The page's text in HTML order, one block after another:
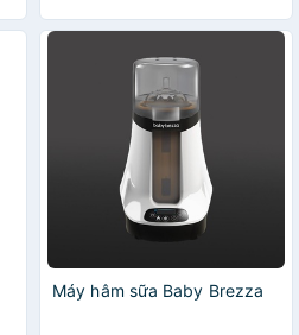
Máy hâm sữa Baby Brezza